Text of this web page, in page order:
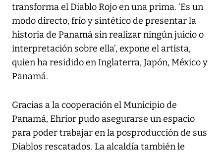
transforma el Diablo Rojo en una prima. ‘Es un
modo directo, frío y sintético de presentar la
historia de Panamá sin realizar ningún juicio o
interpretación sobre ella’, expone el artista,
quien ha residido en Inglaterra, Japón, México y
Panamá.
Gracias a la cooperación el Municipio de
Panamá, Ehrior pudo asegurarse un espacio
para poder trabajar en la posproducción de sus
Diablos rescatados. La alcaldía también le